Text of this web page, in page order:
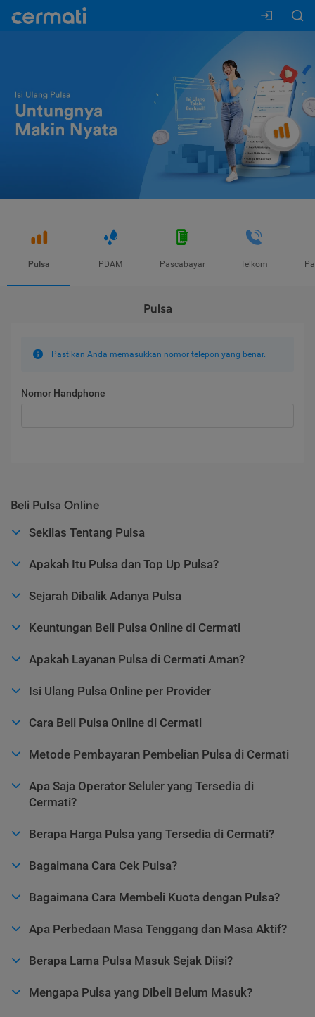
Pulsa PDAM Pascabayar Telkom
Pulsa
Pastikan Anda memasukkan nomor telepon yang benar.
Nomor Handphone
Beli Pulsa Online
Sekilas Tentang Pulsa
Apakah Itu Pulsa dan Top Up Pulsa?
Sejarah Dibalik Adanya Pulsa
Keuntungan Beli Pulsa Online di Cermati
Apakah Layanan Pulsa di Cermati Aman?
Isi Ulang Pulsa Online per Provider
Cara Beli Pulsa Online di Cermati
Metode Pembayaran Pembelian Pulsa di Cermati
Apa Saja Operator Seluler yang Tersedia di
Cermati?
Berapa Harga Pulsa yang Tersedia di Cermati?
Bagaimana Cara Cek Pulsa?
Bagaimana Cara Membeli Kuota dengan Pulsa?
Apa Perbedaan Masa Tenggang dan Masa Aktif?
Berapa Lama Pulsa Masuk Sejak Diisi?
Mengapa Pulsa yang Dibeli Belum Masuk?